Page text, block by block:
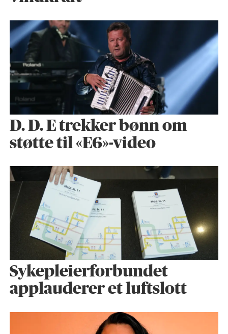
D. D. E trekker bønn om
støtte til «E6»-video
Sykepleier­forbundet
applauderer et luftslott